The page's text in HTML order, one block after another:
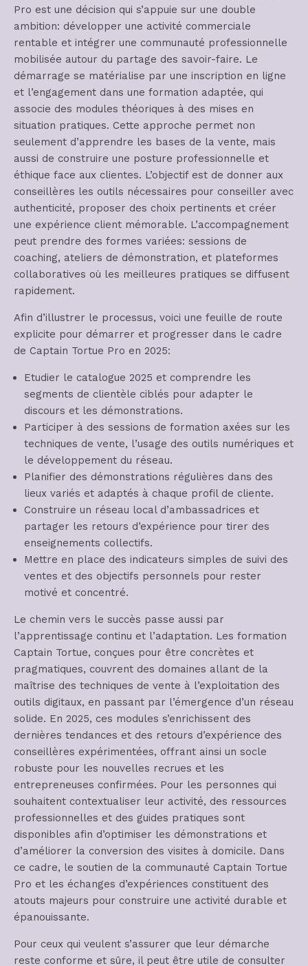
Pro est une décision qui s’appuie sur une double
ambition: développer une activité commerciale
rentable et intégrer une communauté professionnelle
mobilisée autour du partage des savoir-faire. Le
démarrage se matérialise par une inscription en ligne
et l’engagement dans une formation adaptée, qui
associe des modules théoriques à des mises en
situation pratiques. Cette approche permet non
seulement d’apprendre les bases de la vente, mais
aussi de construire une posture professionnelle et
éthique face aux clientes. L’objectif est de donner aux
conseillères les outils nécessaires pour conseiller avec
authenticité, proposer des choix pertinents et créer
une expérience client mémorable. L’accompagnement
peut prendre des formes variées: sessions de
coaching, ateliers de démonstration, et plateformes
collaboratives où les meilleures pratiques se diffusent
rapidement.
Afin d’illustrer le processus, voici une feuille de route
explicite pour démarrer et progresser dans le cadre
de Captain Tortue Pro en 2025:
Etudier le catalogue 2025 et comprendre les
segments de clientèle ciblés pour adapter le
discours et les démonstrations.
Participer à des sessions de formation axées sur les
techniques de vente, l’usage des outils numériques et
le développement du réseau.
Planifier des démonstrations régulières dans des
lieux variés et adaptés à chaque profil de cliente.
Construire un réseau local d’ambassadrices et
partager les retours d’expérience pour tirer des
enseignements collectifs.
Mettre en place des indicateurs simples de suivi des
ventes et des objectifs personnels pour rester
motivé et concentré.
Le chemin vers le succès passe aussi par
l’apprentissage continu et l’adaptation. Les formation
Captain Tortue, conçues pour être concrètes et
pragmatiques, couvrent des domaines allant de la
maîtrise des techniques de vente à l’exploitation des
outils digitaux, en passant par l’émergence d’un réseau
solide. En 2025, ces modules s’enrichissent des
dernières tendances et des retours d’expérience des
conseillères expérimentées, offrant ainsi un socle
robuste pour les nouvelles recrues et les
entrepreneuses confirmées. Pour les personnes qui
souhaitent contextualiser leur activité, des ressources
professionnelles et des guides pratiques sont
disponibles afin d’optimiser les démonstrations et
d’améliorer la conversion des visites à domicile. Dans
ce cadre, le soutien de la communauté Captain Tortue
Pro et les échanges d’expériences constituent des
atouts majeurs pour construire une activité durable et
épanouissante.
Pour ceux qui veulent s’assurer que leur démarche
reste conforme et sûre, il peut être utile de consulter